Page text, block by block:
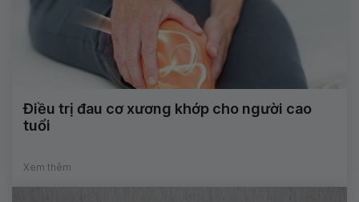
Điều trị đau cơ xương khớp cho người cao
tuổi
Xem thêm